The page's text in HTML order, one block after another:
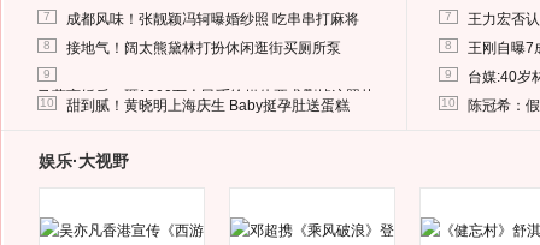
7 成都风味！张靓颖冯轲曝婚纱照 吃串串打麻将
8 接地气！阔太熊黛林打扮休闲逛街买厕所泵
9
马蓉离婚后，砸1000万人民币给媒体要求删掉这照片
10 甜到腻！黄晓明上海庆生 Baby挺孕肚送蛋糕
7 王力宏否
8 王刚自曝7
9 台媒:40岁
10 陈冠希：
娱乐·大视野